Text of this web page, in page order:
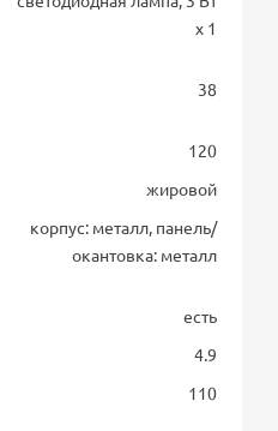
х 1
38
120
жировой
корпус: металл, панель/
окантовка: металл
есть
4.9
110